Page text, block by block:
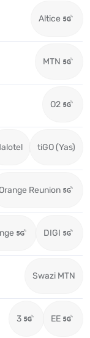
Altice
MTN
O2
tiGO (Yas)
Orange Reunion
DIGI
Swazi MTN
3 EE